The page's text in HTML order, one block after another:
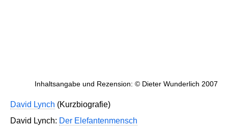
Inhaltsangabe und Rezension: © Dieter Wunderlich 2007
David Lynch (Kurzbiografie)
David Lynch: Der Elefantenmensch